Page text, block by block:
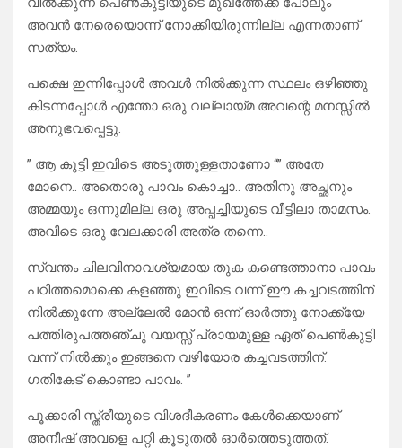
അവൻ നേരെയൊന്ന് നോക്കിയിരുന്നില്ല എന്നതാണ്
സത്യം.
പക്ഷെ ഇന്നിപ്പോൾ അവൾ നിൽക്കുന്ന സ്ഥലം ഒഴിഞ്ഞു
കിടന്നപ്പോൾ എന്തോ ഒരു വല്ലായ്മ അവന്റെ മനസ്സിൽ
അനുഭവപ്പെട്ടു.
” ആ കുട്ടി ഇവിടെ അടുത്തുള്ളതാണോ “” അതേ
മോനെ.. അതൊരു പാവം കൊച്ചാ.. അതിനു അച്ഛനും
അമ്മയും ഒന്നുമില്ല ഒരു അപ്പച്ചിയുടെ വീട്ടിലാ താമസം.
അവിടെ ഒരു വേലക്കാരി അത്ര തന്നെ..
സ്വന്തം ചിലവിനാവശ്യമായ തുക കണ്ടെത്താനാ പാവം
പഠിത്തമൊക്കെ കളഞ്ഞു ഇവിടെ വന്ന് ഈ കച്ചവടത്തിന്
നിൽക്കുന്നേ അല്ലേൽ മോൻ ഒന്ന് ഓർത്തു നോക്ക്യേ
പത്തിരുപത്തഞ്ചു വയസ്സ് പ്രായമുള്ള ഏത് പെൺകുട്ടി
വന്ന് നിൽക്കും ഇങ്ങനെ വഴിയോര കച്ചവടത്തിന്.
ഗതികേട് കൊണ്ടാ പാവം. ”
പൂക്കാരി സ്ത്രീയുടെ വിശദീകരണം കേൾക്കെയാണ്
അനീഷ് അവളെ പറ്റി കൂടുതൽ ഓർത്തെടുത്തത്.